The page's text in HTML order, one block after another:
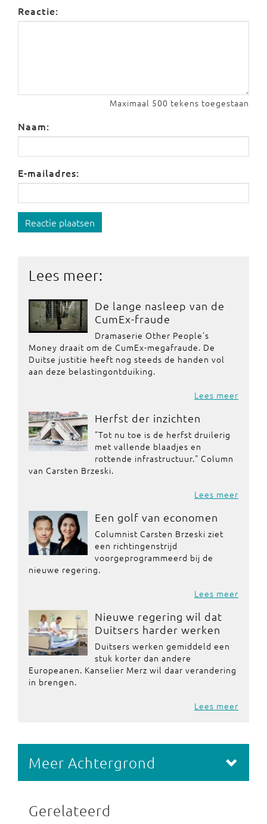
Reactie:
Maximaal 500 tekens toegestaan
Naam:
E-mailadres:
Reactie plaatsen
Lees meer:
De lange nasleep van de
CumEx-fraude
Dramaserie Other People's
Money draait om de CumEx-megafraude. De
Duitse justitie heeft nog steeds de handen vol
aan deze belastingontduiking.
Lees meer
Herfst der inzichten
"Tot nu toe is de herfst druilerig
met vallende blaadjes en
rottende infrastructuur." Column
van Carsten Brzeski.
Lees meer
Een golf van economen
Columnist Carsten Brzeski ziet
een richtingenstrijd
voorgeprogrammeerd bij de
nieuwe regering.
Lees meer
Nieuwe regering wil dat
Duitsers harder werken
Duitsers werken gemiddeld een
stuk korter dan andere
Europeanen. Kanselier Merz wil daar verandering
in brengen.
Lees meer
Meer Achtergrond
Gerelateerd